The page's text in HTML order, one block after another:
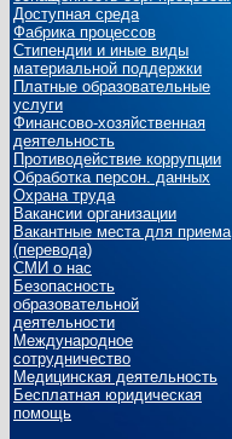
Доступная среда
Фабрика процессов
Стипендии и иные виды
материальной поддержки
Платные образовательные
услуги
Финансово-хозяйственная
деятельность
Противодействие коррупции
Обработка персон. данных
Охрана труда
Вакансии организации
Вакантные места для приема
(перевода)
СМИ о нас
Безопасность
образовательной
деятельности
Международное
сотрудничество
Медицинская деятельность
Бесплатная юридическая
помощь